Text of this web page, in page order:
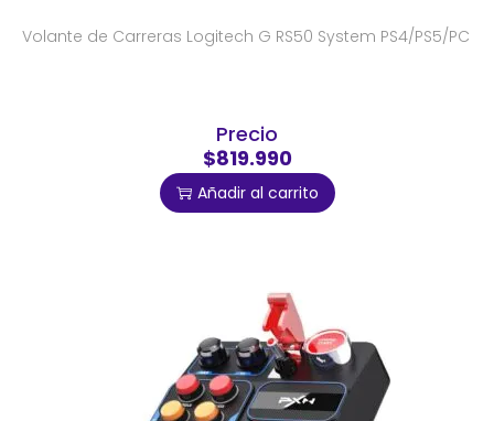
Volante de Carreras Logitech G RS50 System PS4/PS5/PC
Precio
$819.990
Añadir al carrito